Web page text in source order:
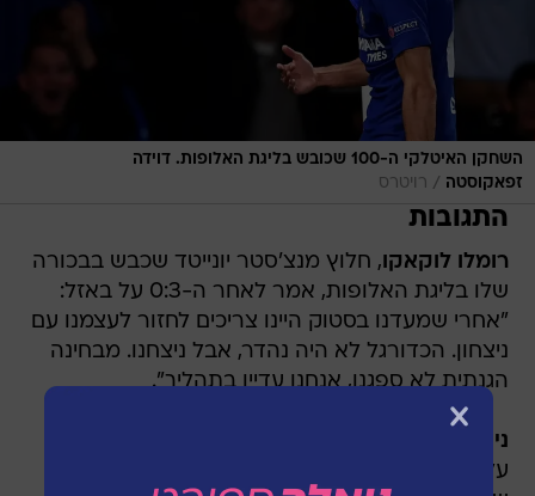
השחקן האיטלקי ה-100 שכובש בליגת האלופות. דוידה
זפאקוסטה / רויטרס
התגובות
רומלו לוקאקו, חלוץ מנצ'סטר יונייטד שכבש בבכורה
שלו בליגת האלופות, אמר לאחר ה-0:3 על באזל:
"אחרי שמעדנו בסטוק היינו צריכים לחזור לעצמנו עם
ניצחון. הכדורגל לא היה נהדר, אבל ניצחנו. מבחינה
הגנתית לא ספגנו, אנחנו עדיין בתהליך".
ניקלאס זולה
על אנדרלכט: "אני שמח מאוד מההופעה הראשונה